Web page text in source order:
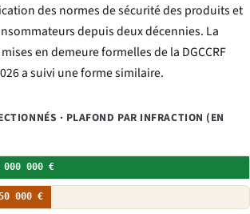
des normes de sécurité des produits et
depuis deux décennies. La
en demeure formelles de la DGCCRF
a suivi une forme similaire.
· PLAFOND PAR INFRACTION (EN
000 000 €
000 €